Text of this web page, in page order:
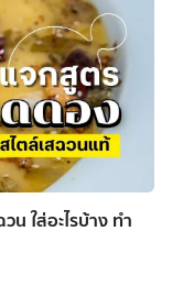
ใส่อะไรบ้าง ทำ